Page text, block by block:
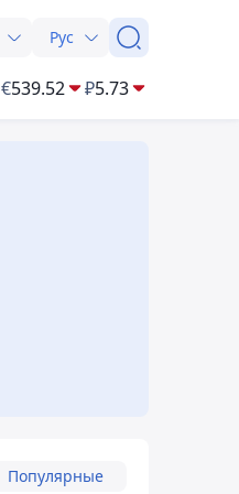
Рус
€539.52 ₽5.73
Популярные